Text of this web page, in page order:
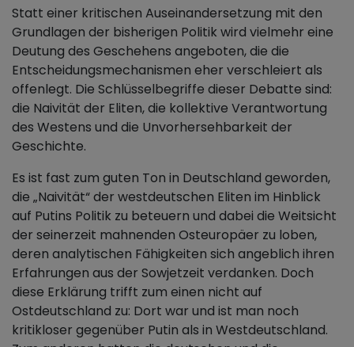
Statt einer kritischen Auseinandersetzung mit den
Grundlagen der bisherigen Politik wird vielmehr eine
Deutung des Geschehens angeboten, die die
Entscheidungsmechanismen eher verschleiert als
offenlegt. Die Schlüsselbegriffe dieser Debatte sind:
die Naivität der Eliten, die kollektive Verantwortung
des Westens und die Unvorhersehbarkeit der
Geschichte.
Es ist fast zum guten Ton in Deutschland geworden,
die „Naivität“ der westdeutschen Eliten im Hinblick
auf Putins Politik zu beteuern und dabei die Weitsicht
der seinerzeit mahnenden Osteuropäer zu loben,
deren analytischen Fähigkeiten sich angeblich ihren
Erfahrungen aus der Sowjetzeit verdanken. Doch
diese Erklärung trifft zum einen nicht auf
Ostdeutschland zu: Dort war und ist man noch
kritikloser gegenüber Putin als in Westdeutschland.